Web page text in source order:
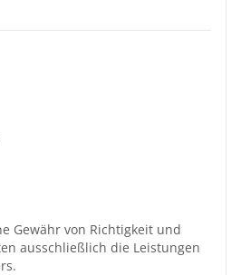
Gewähr von Richtigkeit und
ausschließlich die Leistungen